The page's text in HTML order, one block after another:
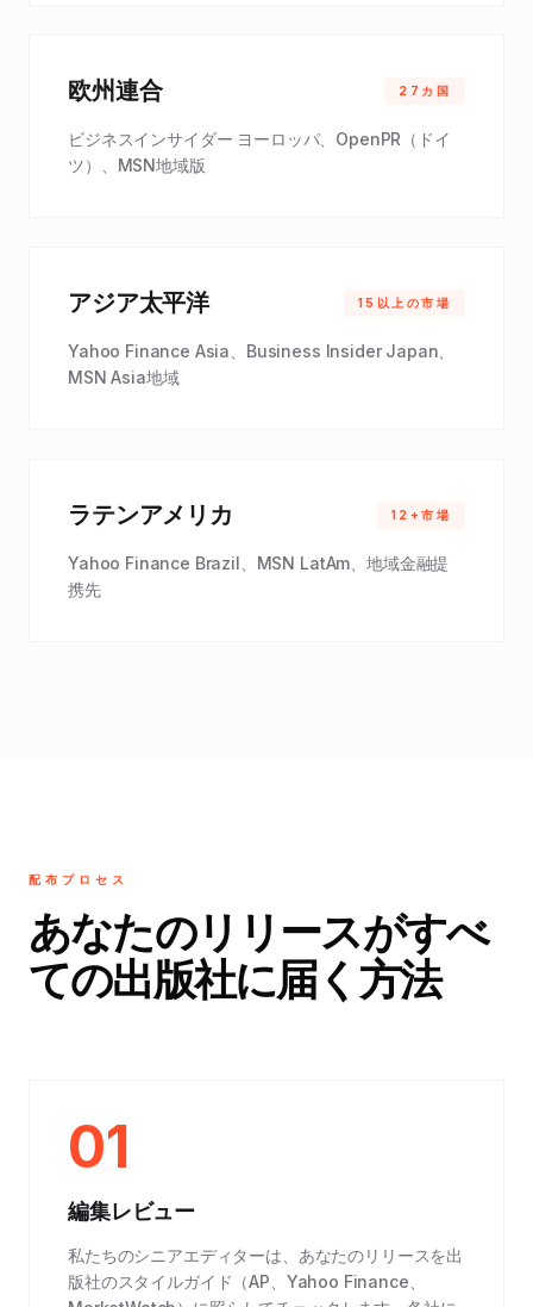
欧州連合 27カ国
ビジネスインサイダー ヨーロッパ、OpenPR（ドイ
ツ）、MSN地域版
アジア太平洋 15以上の市場
Yahoo Finance Asia、Business Insider Japan、
MSN Asia地域
ラテンアメリカ 12+市場
Yahoo Finance Brazil、MSN LatAm、地域金融提
携先
配布プロセス
あなたのリリースがすべ
ての出版社に届く方法
01
編集レビュー
私たちのシニアエディターは、あなたのリリースを出
版社のスタイルガイド（AP、Yahoo Finance、